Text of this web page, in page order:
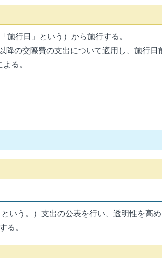
施行日」という）から施行する。
降の交際費の支出について適用し、施行日
る。
いう。）支出の公表を行い、透明性を高
る。